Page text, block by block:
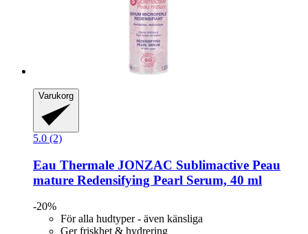
Varukorg
5.0 (2)
Eau Thermale JONZAC Sublimactive Peau
mature Redensifying Pearl Serum, 40 ml
-20%
För alla hudtyper - även känsliga
Ger friskhet & hydrering